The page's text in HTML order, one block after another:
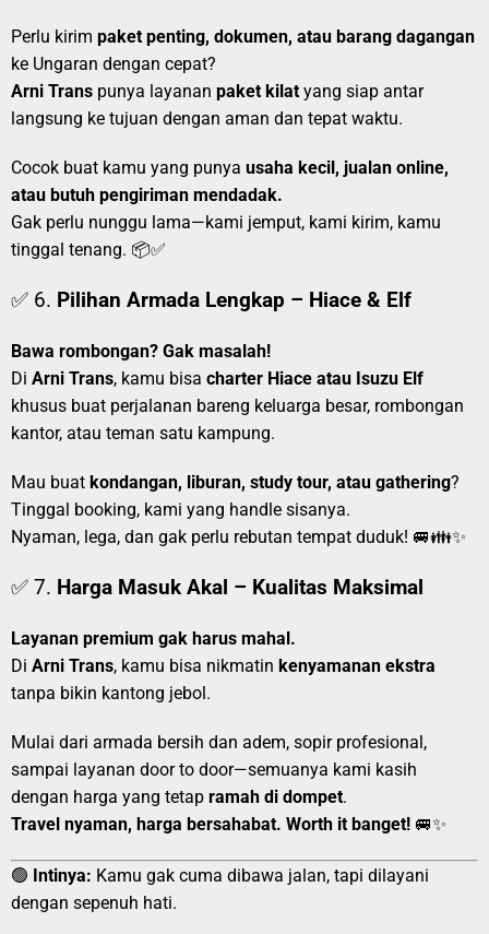
Perlu kirim paket penting, dokumen, atau barang dagangan
ke Ungaran dengan cepat?
Arni Trans punya layanan paket kilat yang siap antar
langsung ke tujuan dengan aman dan tepat waktu.
Cocok buat kamu yang punya usaha kecil, jualan online,
atau butuh pengiriman mendadak.
Gak perlu nunggu lama—kami jemput, kami kirim, kamu
tinggal tenang. 📦✅
✅ 6. Pilihan Armada Lengkap – Hiace & Elf
Bawa rombongan? Gak masalah!
Di Arni Trans, kamu bisa charter Hiace atau Isuzu Elf
khusus buat perjalanan bareng keluarga besar, rombongan
kantor, atau teman satu kampung.
Mau buat kondangan, liburan, study tour, atau gathering?
Tinggal booking, kami yang handle sisanya.
Nyaman, lega, dan gak perlu rebutan tempat duduk! 🚐👪✨
✅ 7. Harga Masuk Akal – Kualitas Maksimal
Layanan premium gak harus mahal.
Di Arni Trans, kamu bisa nikmatin kenyamanan ekstra
tanpa bikin kantong jebol.
Mulai dari armada bersih dan adem, sopir profesional,
sampai layanan door to door—semuanya kami kasih
dengan harga yang tetap ramah di dompet.
Travel nyaman, harga bersahabat. Worth it banget! 🚐✨
🟢 Intinya: Kamu gak cuma dibawa jalan, tapi dilayani
dengan sepenuh hati.